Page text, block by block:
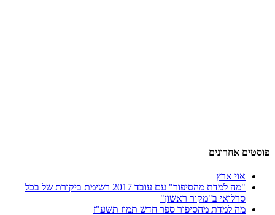
פוסטים אחרונים
אוי ארץ
"מה למדת מהסיפור" עם עובד 2017 רשימת ביקורת של בכל
סרלואי ב"מקור ראשון"
מה למדת מהסיפור ספר חדש תמוז תשע"ז